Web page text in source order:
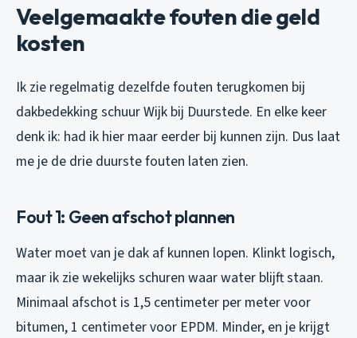
Veelgemaakte fouten die geld
kosten
Ik zie regelmatig dezelfde fouten terugkomen bij
dakbedekking schuur Wijk bij Duurstede. En elke keer
denk ik: had ik hier maar eerder bij kunnen zijn. Dus laat
me je de drie duurste fouten laten zien.
Fout 1: Geen afschot plannen
Water moet van je dak af kunnen lopen. Klinkt logisch,
maar ik zie wekelijks schuren waar water blijft staan.
Minimaal afschot is 1,5 centimeter per meter voor
bitumen, 1 centimeter voor EPDM. Minder, en je krijgt